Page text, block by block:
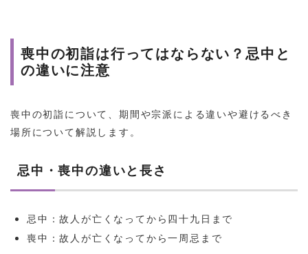
喪中の初詣は行ってはならない？忌中と
の違いに注意
喪中の初詣について、期間や宗派による違いや避けるべき
場所について解説します。
忌中・喪中の違いと長さ
忌中：故人が亡くなってから四十九日まで
喪中：故人が亡くなってから一周忌まで